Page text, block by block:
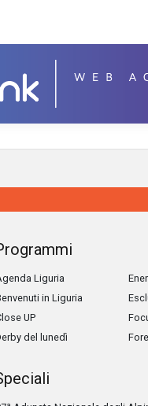
Liguria
in Liguria
UP
del lunedì